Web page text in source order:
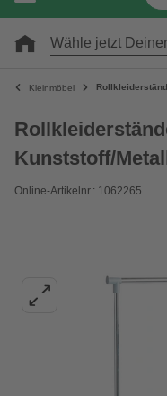
Wähle jetzt
Kleinmöbel
Kunststoff/
Online-Artikelnr.: 1062265